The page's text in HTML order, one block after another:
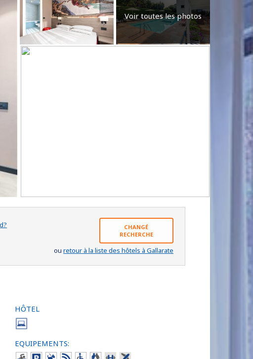
Voir toutes les photos
CHANGÉ
RECHERCHE
ou retour à la liste des hôtels à Gallarate
HÔTEL
EQUIPEMENTS: